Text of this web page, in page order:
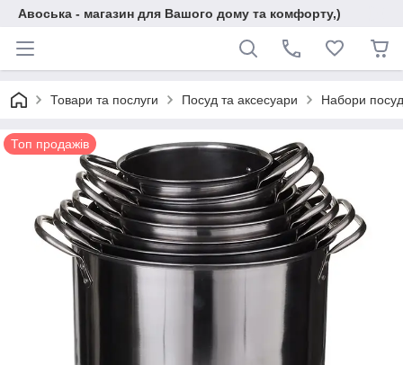
Авоська - магазин для Вашого дому та комфорту,)
Товари та послуги Посуд та аксесуари Набори
Топ продажів